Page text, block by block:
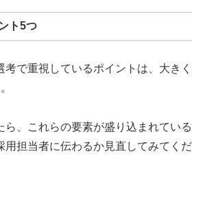
ト5つ
で重視しているポイントは、大きく
ら、これらの要素が盛り込まれている
用担当者に伝わるか見直してみてくだ